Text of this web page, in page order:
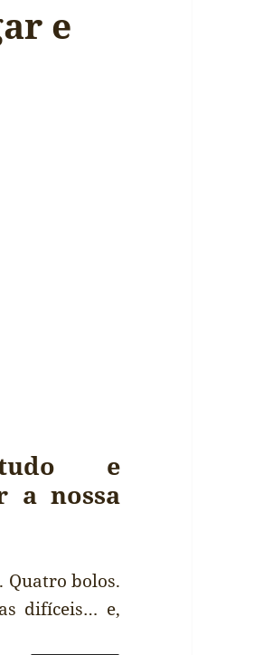
e
tudo e
a nossa
Quatro bolos.
difíceis… e,